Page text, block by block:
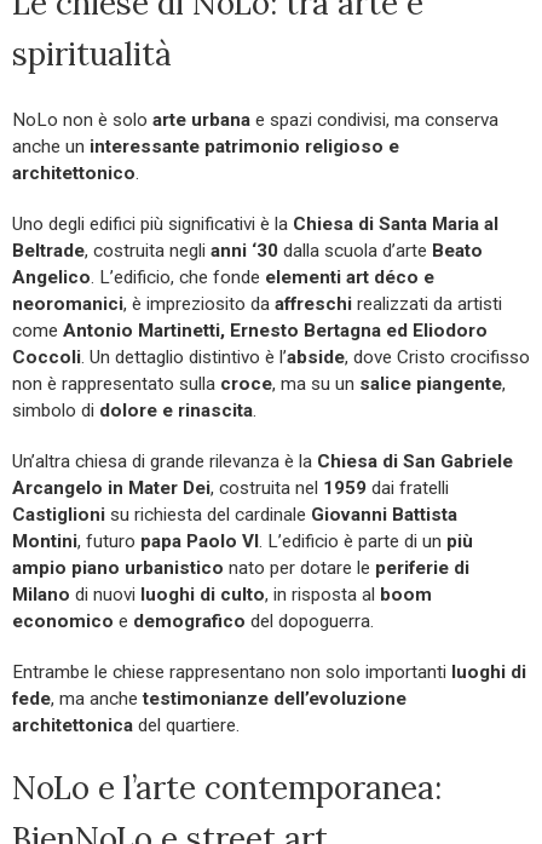
spiritualità
NoLo non è solo arte urbana e spazi condivisi, ma conserva
anche un interessante patrimonio religioso e
architettonico.
Uno degli edifici più significativi è la Chiesa di Santa Maria al
Beltrade, costruita negli anni ‘30 dalla scuola d’arte Beato
Angelico. L’edificio, che fonde elementi art déco e
neoromanici, è impreziosito da affreschi realizzati da artisti
come Antonio Martinetti, Ernesto Bertagna ed Eliodoro
Coccoli. Un dettaglio distintivo è l’abside, dove Cristo crocifisso
non è rappresentato sulla croce, ma su un salice piangente,
simbolo di dolore e rinascita.
Un’altra chiesa di grande rilevanza è la Chiesa di San Gabriele
Arcangelo in Mater Dei, costruita nel 1959 dai fratelli
Castiglioni su richiesta del cardinale Giovanni Battista
Montini, futuro papa Paolo VI . L’edificio è parte di un più
ampio piano urbanistico nato per dotare le periferie di
Milano di nuovi luoghi di culto, in risposta al boom
economico e demografico del dopoguerra.
Entrambe le chiese rappresentano non solo importanti luoghi di
fede, ma anchetestimonianze dell’evoluzione
architettonica del quartiere.
NoLo e l’arte contemporanea: